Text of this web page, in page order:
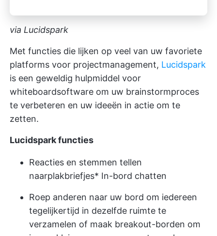
via Lucidspark
Met functies die lijken op veel van uw favoriete
platforms voor projectmanagement, Lucidspark
is een geweldig hulpmiddel voor
whiteboardsoftware om uw brainstormproces
te verbeteren en uw ideeën in actie om te
zetten.
Lucidspark functies
Reacties en stemmen tellen
naarplakbriefjes* In-bord chatten
Roep anderen naar uw bord om iedereen
tegelijkertijd in dezelfde ruimte te
verzamelen of maak breakout-borden om